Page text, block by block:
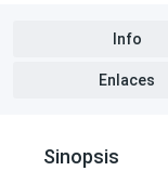
Info
Enlaces
Sinopsis